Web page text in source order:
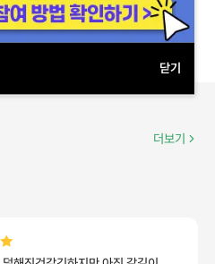
40%90,000원 ~ 90,000원
더보기
닫기